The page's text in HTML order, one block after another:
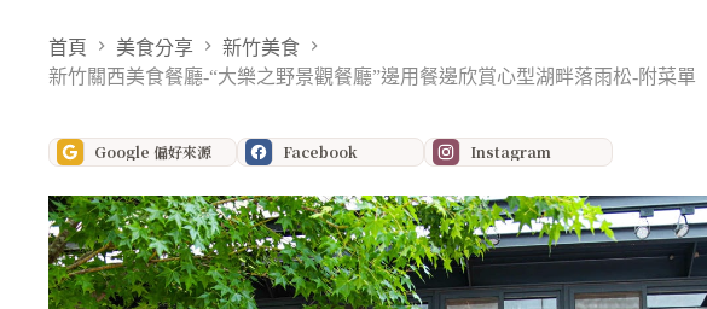
首頁 美食分享
新竹美食
新竹關西美食餐廳-“大樂之野景觀餐廳”邊用餐邊欣賞心型湖畔落雨松-附菜單
Google 偏好來源 Facebook Instagram